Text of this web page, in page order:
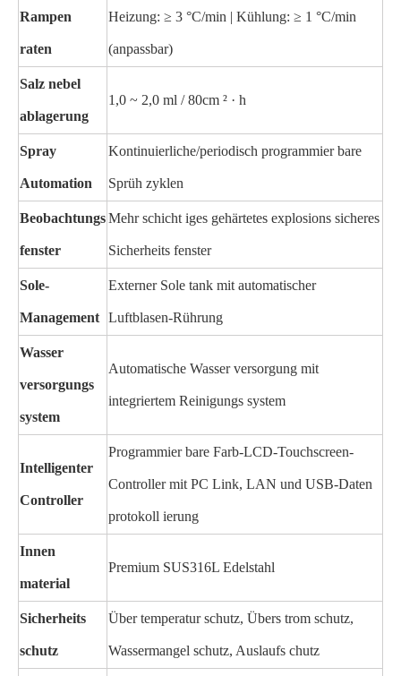
Rampen
raten
Heizung: ≥ 3 °C/min | Kühlung: ≥ 1 °C/min
(anpassbar)
Salz nebel
ablagerung
1,0 ~ 2,0 ml / 80cm ² · h
Spray
Automation
Kontinuierliche/periodisch programmier bare
Sprüh zyklen
Beobachtungs
fenster
Mehr schicht iges gehärtetes explosions sicheres
Sicherheits fenster
Sole-
Management
Externer Sole tank mit automatischer
Luftblasen-Rührung
Wasser
versorgungs
system
Automatische Wasser versorgung mit
integriertem Reinigungs system
Intelligenter
Controller
Programmier bare Farb-LCD-Touchscreen-
Controller mit PC Link, LAN und USB-Daten
protokoll ierung
Innen
material
Premium SUS316L Edelstahl
Sicherheits
schutz
Über temperatur schutz, Übers trom schutz,
Wassermangel schutz, Auslaufs chutz